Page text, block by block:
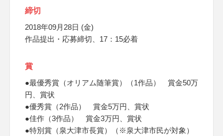
締切
2018年09月28日 (金)
作品提出・応募締切、17：15必着
賞
●最優秀賞（オリアム随筆賞）（1作品） 賞金50万
円、賞状
●優秀賞（2作品） 賞金5万円、賞状
●佳作（3作品） 賞金3万円、賞状
●特別賞（泉大津市長賞）（※泉大津市民が対象）